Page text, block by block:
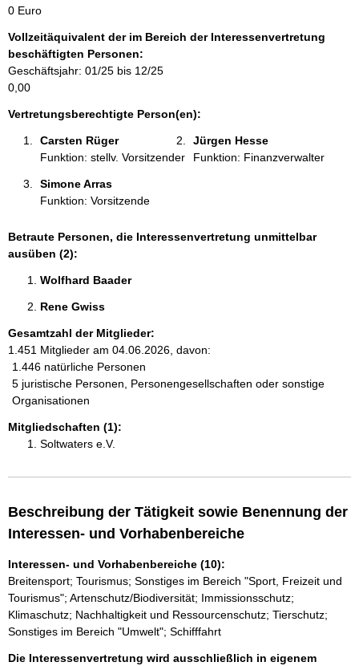
t
o
n
e
n
:
0 Euro
Vollzeitäquivalent der im Bereich der Interessenvertretung
beschäftigten Personen:
Geschäftsjahr: 01/25 bis 12/25
0,00
Vertretungsberechtigte Person(en):
Carsten Rüger
Funktion: stellv. Vorsitzender
Jürgen Hesse
Funktion: Finanzverwalter
Simone Arras
Funktion: Vorsitzende
Betraute Personen, die Interessenvertretung unmittelbar
ausüben (2):
Wolfhard Baader
Rene Gwiss
Gesamtzahl der Mitglieder:
1.451 Mitglieder am 04.06.2026, davon:
1.446 natürliche Personen
5 juristische Personen, Personengesellschaften oder sonstige
Organisationen
Mitgliedschaften (1):
Soltwaters e.V.
Beschreibung der Tätigkeit sowie Benennung der
Interessen- und Vorhabenbereiche
Interessen- und Vorhabenbereiche (10):
Breitensport; Tourismus; Sonstiges im Bereich "Sport, Freizeit und
Tourismus"; Artenschutz/Biodiversität; Immissionsschutz;
Klimaschutz; Nachhaltigkeit und Ressourcenschutz; Tierschutz;
Sonstiges im Bereich "Umwelt"; Schifffahrt
Die Interessenvertretung wird ausschließlich in eigenem